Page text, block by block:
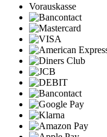
Vorauskasse